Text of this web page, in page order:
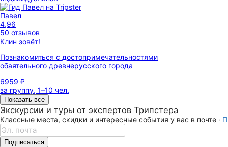
Павел
4,96
50 отзывов
Клин зовёт!
Познакомиться с достопримечательностями
обаятельного древнерусского города
6959 ₽
за группу, 1–10 чел.
Показать все
Экскурсии и туры от экспертов Трипстера
Классные места, скидки и интересные события у вас в почте ·
Подписаться